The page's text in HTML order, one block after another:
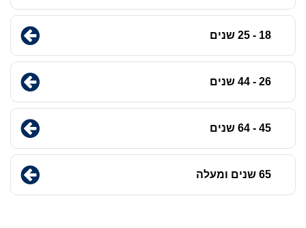
18 - 25 שנים
26 - 44 שנים
45 - 64 שנים
65 שנים ומעלה